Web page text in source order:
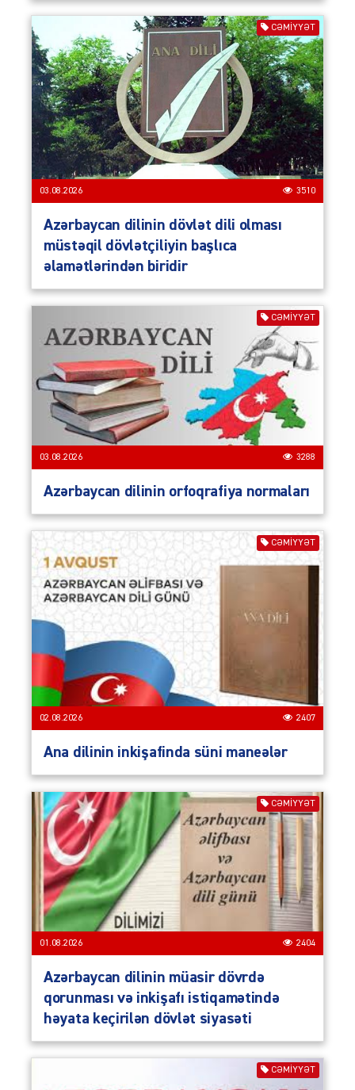
CƏMIYYƏT
03.08.2026 3510
Azərbaycan dilinin dövlət dili olması
müstəqil dövlətçiliyin başlıca
əlamətlərindən biridir
CƏMIYYƏT
03.08.2026 3288
Azərbaycan dilinin orfoqrafiya normaları
CƏMIYYƏT
02.08.2026 2407
Ana dilinin inkişafinda süni maneələr
CƏMIYYƏT
01.08.2026 2404
Azərbaycan dilinin müasir dövrdə
qorunması və inkişafı istiqamətində
həyata keçirilən dövlət siyasəti
CƏMIYYƏT